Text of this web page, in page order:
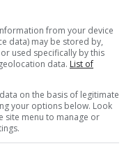
from your device
data) may be stored by,
used specifically by this
data. List of
on the basis of legitimate
your options below. Look
site menu to manage or